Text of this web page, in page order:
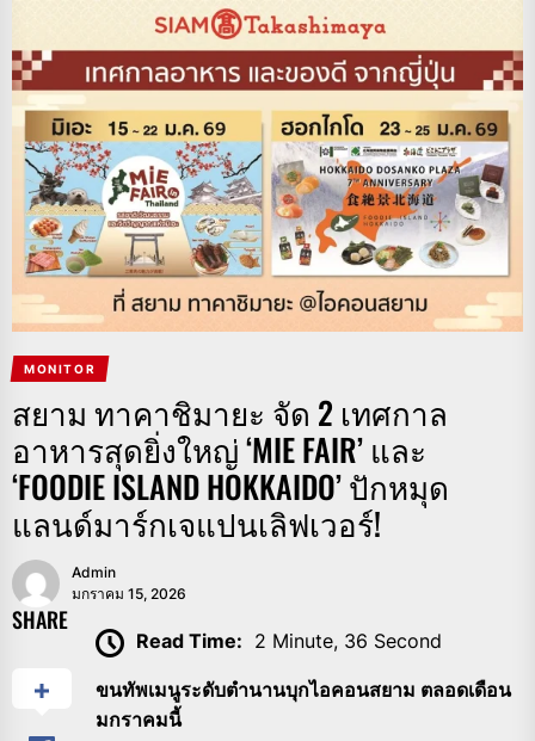
MONITOR
สยาม ทาคาชิมายะ จัด 2 เทศกาล
อาหารสุดยิ่งใหญ่ ‘MIE FAIR’ และ
‘FOODIE ISLAND HOKKAIDO’ ปักหมุด
แลนด์มาร์กเจแปนเลิฟเวอร์!
Admin
มกราคม 15, 2026
SHARE
Read Time: 2 Minute, 36 Second
ขนทัพเมนูระดับตำนานบุกไอคอนสยาม ตลอดเดือน
มกราคมนี้